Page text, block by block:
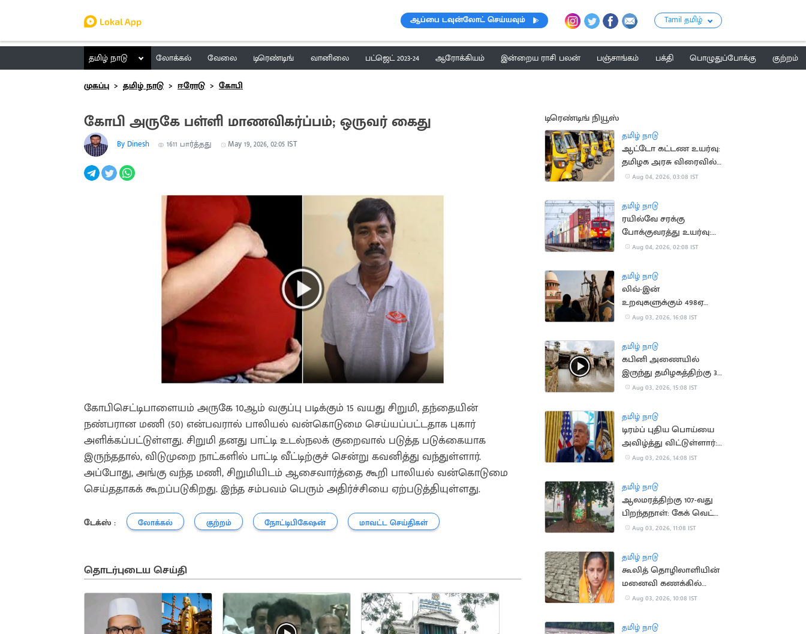
ஆப்பை டவுன்லோட் செய்யவும் Tamil தமிழ்
தமிழ் நாடு லோக்கல் வேலை டிரெண்டிங் வானிலை பட்ஜெட் 2023-24 ஆரோக்கியம் இன்றைய ராசி பலன் பஞ்சாங்கம் பக்தி பொழுதுப்போக்கு
குற்றம்
முகப்பு
தமிழ் நாடு ஈரோடு கோபி
கோபி அருகே பள்ளி மாணவிகர்ப்பம்; ஒருவர் கைது
By Dinesh 1611 பார்த்தது May 19, 2026, 02:05 IST
கோபிசெட்டிபாளையம் அருகே 10ஆம் வகுப்பு படிக்கும் 15 வயது சிறுமி, தந்தையின்
நண்பரான மணி (50) என்பவரால் பாலியல் வன்கொடுமை செய்யப்பட்டதாக புகார்
அளிக்கப்பட்டுள்ளது. சிறுமி தனது பாட்டி உடல்நலக் குறைவால் படுத்த படுக்கையாக
இருந்ததால், விடுமுறை நாட்களில் பாட்டி வீட்டிற்குச் சென்று கவனித்து வந்துள்ளார்.
அப்போது, அங்கு வந்த மணி, சிறுமியிடம் ஆசைவார்த்தை கூறி பாலியல் வன்கொடுமை
செய்ததாகக் கூறப்படுகிறது. இந்த சம்பவம் பெரும் அதிர்ச்சியை ஏற்படுத்தியுள்ளது.
டேக்ஸ் : லோக்கல் குற்றம் நோட்டிபிகேஷன் மாவட்ட செய்திகள்
தொடர்புடைய செய்தி
டிரெண்டிங் நியூஸ்
தமிழ் நாடு
ஆட்டோ கட்டண உயர்வு:
தமிழக அரசு விரைவில்
அறிவிப்பு?
Aug 04, 2026, 03:08 IST
தமிழ் நாடு
ரயில்வே சரக்கு
போக்குவரத்து உயர்வு:
ரூ.1,137 கோடி கூடுதல்
Aug 04, 2026, 02:08 IST
தமிழ் நாடு
லிவ்-இன்
உறவுகளுக்கும் 498ஏ
பிரிவு பாதுகாப்பு:
Aug 03, 2026, 16:08 IST
தமிழ் நாடு
கபினி அணையில்
இருந்து தமிழகத்திற்கு 30
ஆயிரம் கன அடி நீர்
Aug 03, 2026, 15:08 IST
தமிழ் நாடு
டிரம்ப் புதிய பொய்யை
அவிழ்த்து விட்டுள்ளார்:
ஈரானிய ஊடகங்கள்
Aug 03, 2026, 14:08 IST
தமிழ் நாடு
ஆலமரத்திற்கு 107-வது
பிறந்தநாள்: கேக் வெட்டி
கொண்டாடிய
Aug 03, 2026, 11:08 IST
தமிழ் நாடு
கூலித் தொழிலாளியின்
மனைவி கணக்கில்
ரூ.100 கோடி வரவு:
Aug 03, 2026, 10:08 IST
தமிழ் நாடு